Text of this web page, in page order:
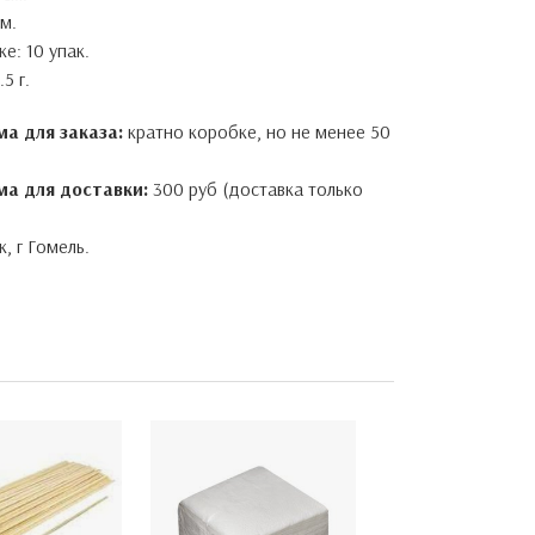
10 упак.
г.
для заказа: кратно коробке, но не менее 50
для доставки:300 руб (доставка только
г Гомель.